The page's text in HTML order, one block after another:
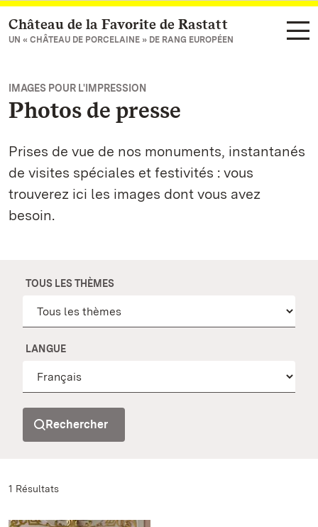
Vers la page d’accueil
Château de la Favorite de Rastatt
UN « CHÂTEAU DE PORCELAINE » DE RANG EUROPÉEN
IMAGES POUR L'IMPRESSION
Photos de presse
Prises de vue de nos monuments, instantanés
de visites spéciales et festivités : vous
trouverez ici les images dont vous avez
besoin.
TOUS LES THÈMES
LANGUE
Rechercher
1 Résultats